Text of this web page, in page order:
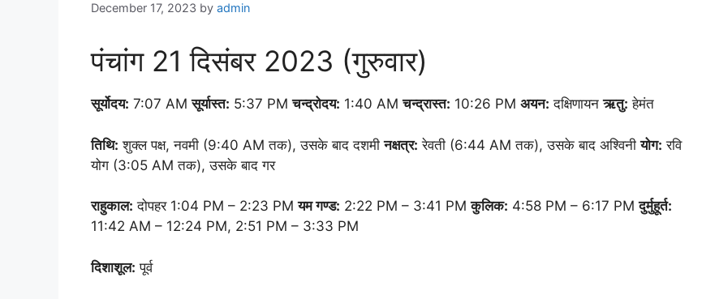
December 17, 2023 by admin
पंचांग 21 दिसंबर 2023 (गुरुवार)
सूर्योदय: 7:07 AMसूर्यास्त: 5:37 PMचन्द्रोदय: 1:40 AMचन्द्रास्त: 10:26 PM अयन: दक्षिणायनऋतु: हेमंत
तिथि: शुक्ल पक्ष, नवमी (9:40 AM तक), उसके बाद दशमीनक्षत्र: रेवती (6:44 AM तक), उसके बाद अश्विनीयोग: रवि
योग (3:05 AM तक), उसके बाद गर
राहुकाल: दोपहर 1:04 PM – 2:23 PMयम गण्ड: 2:22 PM – 3:41 PMकुलिक: 4:58 PM – 6:17 PMदुर्मुहूर्त:
11:42 AM – 12:24 PM, 2:51 PM – 3:33 PM
दिशाशूल: पूर्व